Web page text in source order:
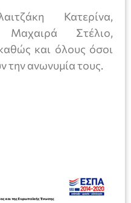
Κατερίνα,
Στέλιο,
και όλους όσοι
την ανωνυμία τους.